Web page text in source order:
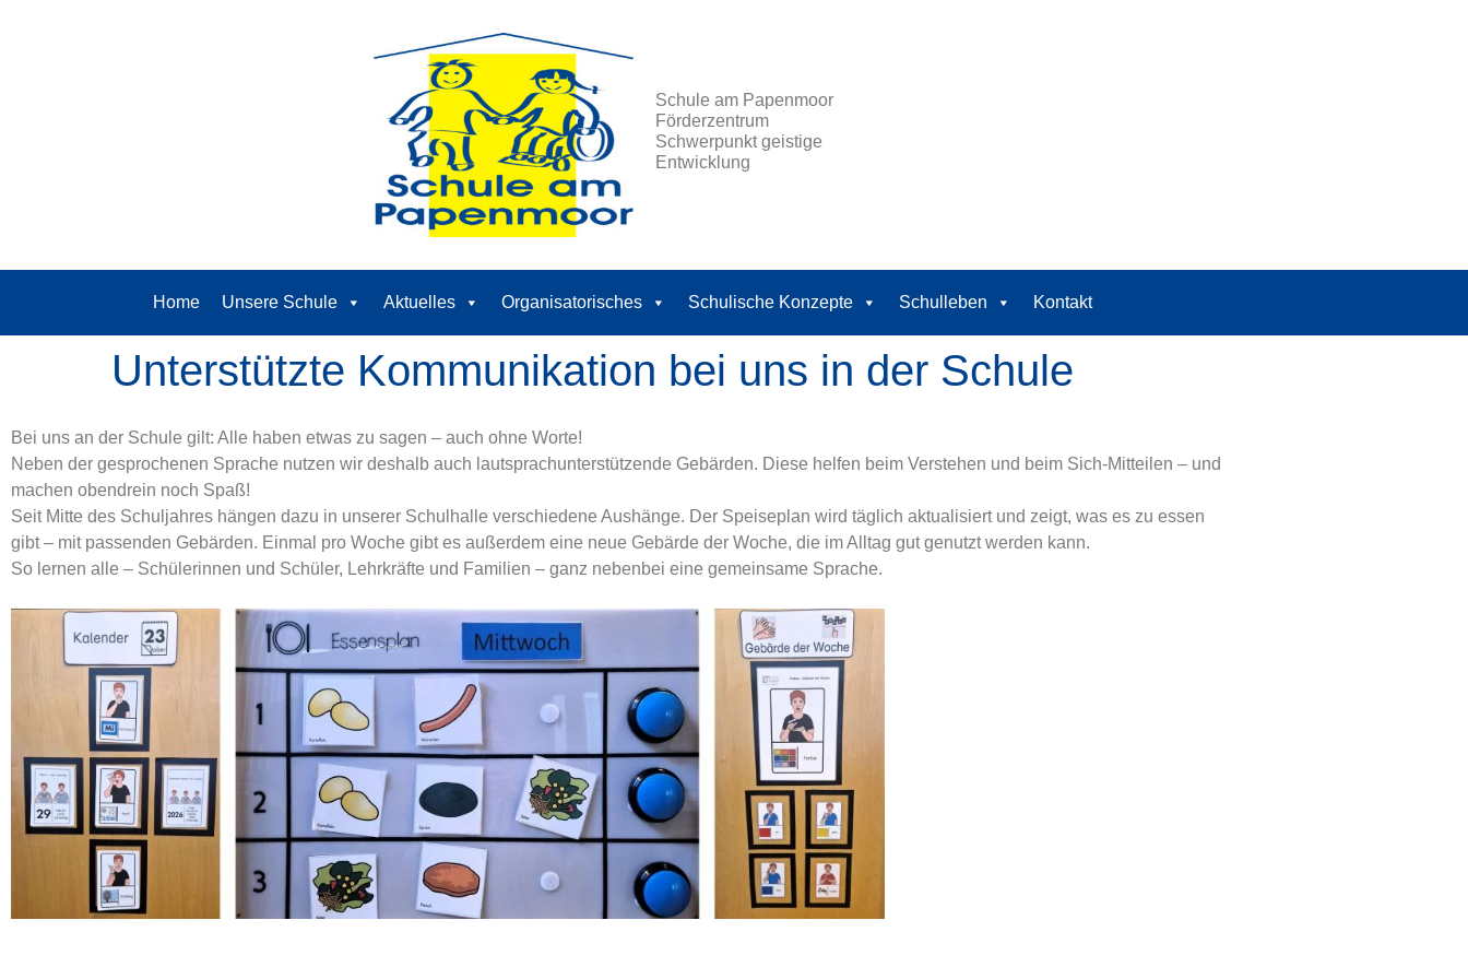
Schule am Papenmoor
Förderzentrum
Schwerpunkt geistige
Entwicklung
Home Unsere Schule Aktuelles Organisatorisches Schulische Konzepte Schulleben Kontakt
Unterstützte Kommunikation bei uns in der Schule
Bei uns an der Schule gilt: Alle haben etwas zu sagen – auch ohne Worte!
Neben der gesprochenen Sprache nutzen wir deshalb auch lautsprachunterstützende Gebärden. Diese helfen beim Verstehen und beim Sich-Mitteilen – und
machen obendrein noch Spaß!
Seit Mitte des Schuljahres hängen dazu in unserer Schulhalle verschiedene Aushänge. Der Speiseplan wird täglich aktualisiert und zeigt, was es zu essen
gibt – mit passenden Gebärden. Einmal pro Woche gibt es außerdem eine neue Gebärde der Woche, die im Alltag gut genutzt werden kann.
So lernen alle – Schülerinnen und Schüler, Lehrkräfte und Familien – ganz nebenbei eine gemeinsame Sprache.